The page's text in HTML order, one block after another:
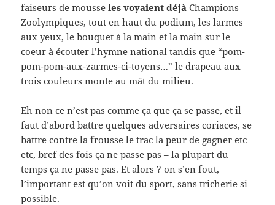
faiseurs de mousseles voyaient déjà Champions
Zoolympiques, tout en haut du podium, les larmes
aux yeux, le bouquet à la main et la main sur le
coeur à écouter l’hymne national tandis que “pom-
pom-pom-aux-zarmes-ci-toyens…” le drapeau aux
trois couleurs monte au mât du milieu.
Eh non ce n’est pas comme ça que ça se passe, et il
faut d’abord battre quelques adversaires coriaces, se
battre contre la frousse le trac la peur de gagner etc
etc, bref des fois ça ne passe pas – la plupart du
temps ça ne passe pas. Et alors ? on s’en fout,
l’important est qu’on voit du sport, sans tricherie si
possible.